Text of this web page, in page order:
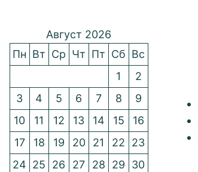
Август 2026
Пн Вт Ср Чт Пт Сб Вс
1
2
3
4 5 6 7 8
9
10
11 12 13 14 15
16
17
18 19 20 21 22
23
24 25 26 27 28 29 30